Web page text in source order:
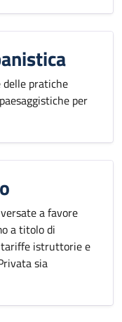
pratiche
per
a favore
a titolo di
istruttorie e
sia